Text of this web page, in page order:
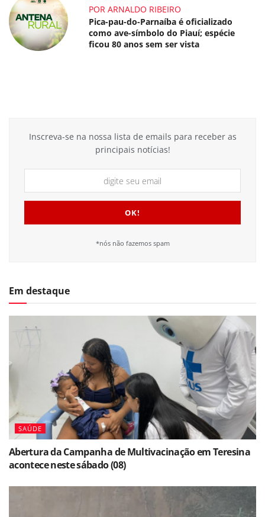
POR ARNALDO RIBEIRO
Pica-pau-do-Parnaíba é oficializado
como ave-símbolo do Piauí; espécie
ficou 80 anos sem ser vista
Inscreva-se na nossa lista de emails para receber as
principais notícias!
*nós não fazemos spam
Em destaque
SAÚDE
Abertura da Campanha de Multivacinação em Teresina
acontece neste sábado (08)